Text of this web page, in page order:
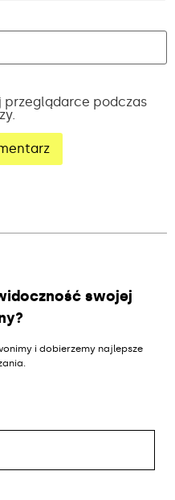
podczas
swojej
i dobierzemy najlepsze